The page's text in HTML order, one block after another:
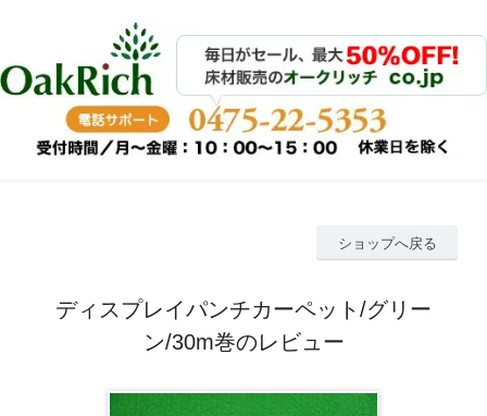
ショップへ戻る
ディスプレイパンチカーペット/グリー
ン/30m巻のレビュー